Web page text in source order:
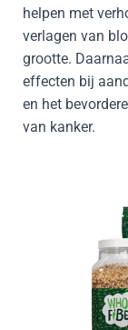
helpen met
verlagen van
grootte.
effecten bij
en het
van kanker.